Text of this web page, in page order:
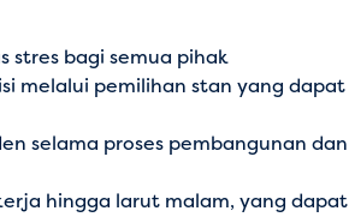
stres bagi semua pihak
melalui pemilihan stan yang dapat
selama proses pembangunan dan
hingga larut malam, yang dapat